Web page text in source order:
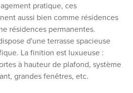
pratique, ces
aussi bien comme résidences
résidences permanentes.
d'une terrasse spacieuse
La finition est luxueuse :
à hauteur de plafond, système
grandes fenêtres, etc.